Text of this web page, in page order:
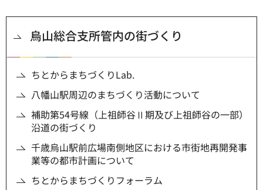
烏山総合支所管内の街づくり
ちとからまちづくりLab.
八幡山駅周辺のまちづくり活動について
補助第54号線（上祖師谷Ⅱ期及び上祖師谷の一部）
沿道の街づくり
千歳烏山駅前広場南側地区における市街地再開発事
業等の都市計画について
ちとからまちづくりフォーラム